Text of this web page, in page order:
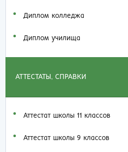
Диплом колледжа
Диплом училища
АТТЕСТАТЫ, СПРАВКИ
Аттестат школы 11 классов
Аттестат школы 9 классов